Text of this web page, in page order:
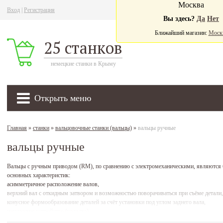
Вход Регистрация
25 станков
немецкие станки в Крыму
Открыть меню
Москва
Вы здесь? Да Нет
Ближайший магазин:
Главная » станки » вальцовочные станки (вальцы) » вальцы ручные
вальцы ручные
Вальцы с ручным приводом (RM), по сравнению с электромеханическими,
основных характеристик:
асимметричное расположение валов,
верхний вал с откидным затвором и возможностью поворачиваться при съёме детали,
конусное формообразование деталей за счёт установки под углом заднего вала,